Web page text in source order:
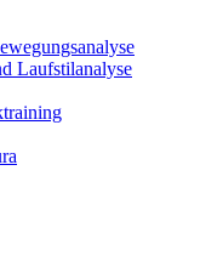
Laufstilanalyse